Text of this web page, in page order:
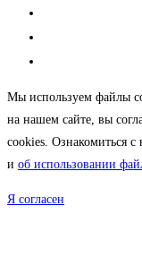
Мы используем файлы
на нашем сайте, вы
cookies. Ознакомиться
и об использовании
Я согласен